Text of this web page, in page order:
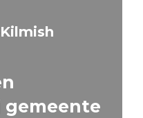
gemeente